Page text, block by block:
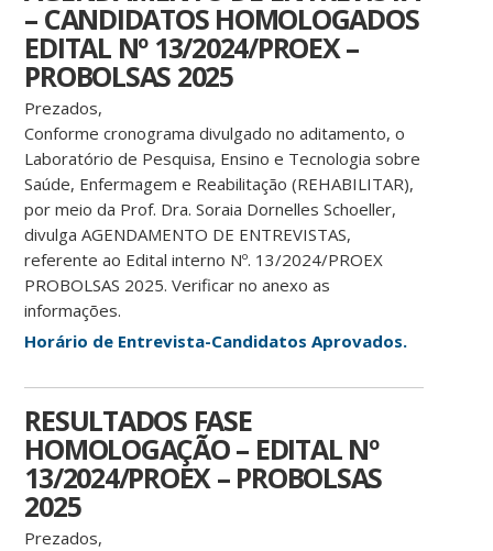
– CANDIDATOS HOMOLOGADOS
EDITAL Nº 13/2024/PROEX –
PROBOLSAS 2025
Prezados,
Conforme cronograma divulgado no aditamento, o
Laboratório de Pesquisa, Ensino e Tecnologia sobre
Saúde, Enfermagem e Reabilitação (REHABILITAR),
por meio da Prof. Dra. Soraia Dornelles Schoeller,
divulga AGENDAMENTO DE ENTREVISTAS,
referente ao Edital interno Nº. 13/2024/PROEX
PROBOLSAS 2025. Verificar no anexo as
informações.
Horário de Entrevista-Candidatos Aprovados.
RESULTADOS FASE
HOMOLOGAÇÃO – EDITAL Nº
13/2024/PROEX – PROBOLSAS
2025
Prezados,